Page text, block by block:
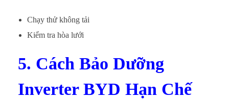
Chạy thử không tải
Kiểm tra hòa lưới
5. Cách Bảo Dưỡng
Inverter BYD Hạn Chế